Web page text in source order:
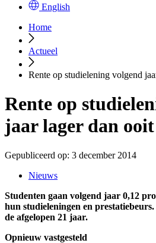
English
Home
Actueel
Rente op studielening volgend
Rente op
jaar lager dan ooit
Gepubliceerd op: 3 december 2014
Nieuws
Studenten gaan volgend jaar 0,12
hun studieleningen en
de afgelopen 21 jaar.
Opnieuw vastgesteld